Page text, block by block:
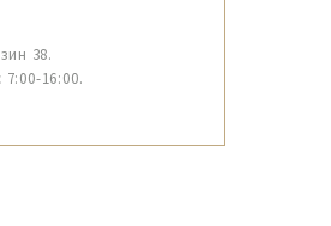
38.
16:00.